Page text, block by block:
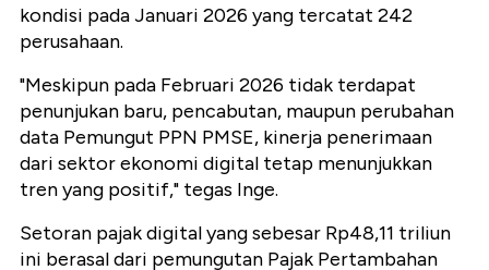
kondisi pada Januari 2026 yang tercatat 242
perusahaan.
"Meskipun pada Februari 2026 tidak terdapat
penunjukan baru, pencabutan, maupun perubahan
data Pemungut PPN PMSE, kinerja penerimaan
dari sektor ekonomi digital tetap menunjukkan
tren yang positif," tegas Inge.
Setoran pajak digital yang sebesar Rp48,11 triliun
ini berasal dari pemungutan Pajak Pertambahan